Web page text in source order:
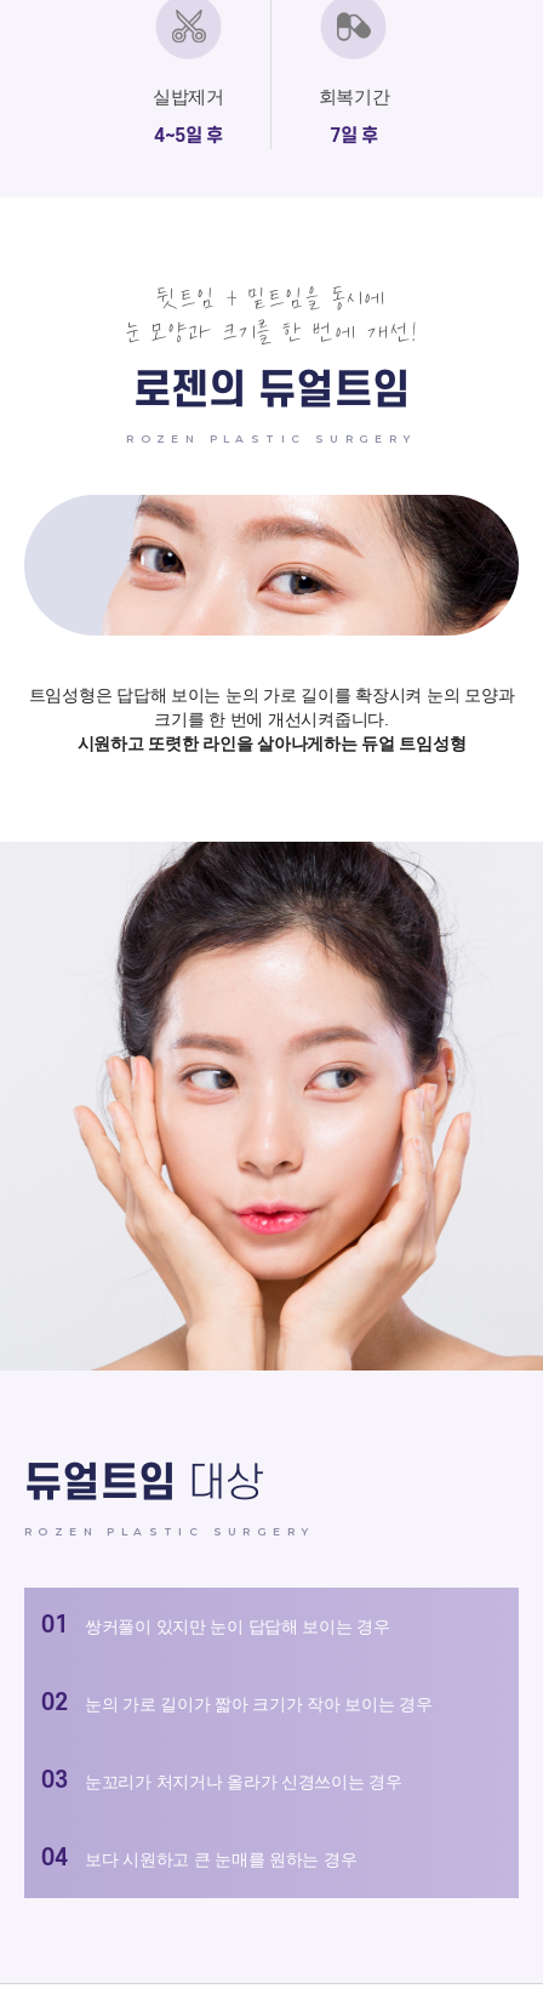
실밥제거
4~5일 후
회복기간
7일 후
뒷트임 + 밑트임을 동시에
눈 모양과 크기를 한 번에 개선!
로젠의 듀얼트임
ROZEN PLASTIC SURGERY
트임성형은 답답해 보이는 눈의 가로 길이를 확장시켜 눈의 모양과
크기를 한 번에 개선시켜줍니다.
시원하고 또렷한 라인을 살아나게하는 듀얼 트임성형
듀얼트임 대상
ROZEN PLASTIC SURGERY
쌍커풀이 있지만 눈이 답답해 보이는 경우
눈의 가로 길이가 짧아 크기가 작아 보이는 경우
눈꼬리가 처지거나 올라가 신경쓰이는 경우
보다 시원하고 큰 눈매를 원하는 경우